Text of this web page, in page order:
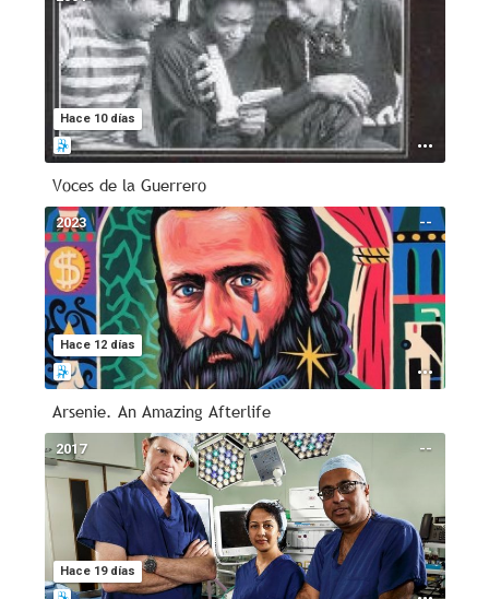
Hace 10 días
Voces de la Guerrero
--
Hace 12 días
2023
Arsenie. An Amazing Afterlife
--
Hace 19 días
2017